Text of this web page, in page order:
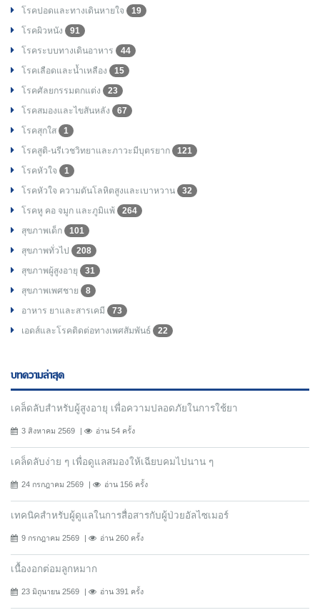
โรคปอดและทางเดินหายใจ
19
โรคผิวหนัง
91
โรคระบบทางเดินอาหาร
44
โรคเลือดและน้ำเหลือง
15
โรคศัลยกรรมตกแต่ง
23
โรคสมองและไขสันหลัง
67
โรคสุกใส
1
โรคสูติ-นรีเวชวิทยาและภาวะมีบุตรยาก
121
โรคหัวใจ
1
โรคหัวใจ ความดันโลหิตสูงและเบาหวาน
32
โรคหู คอ จมูก และภูมิแพ้
264
สุขภาพเด็ก
101
สุขภาพทั่วไป
208
สุขภาพผู้สูงอายุ
31
สุขภาพเพศชาย
8
อาหาร ยาและสารเคมี
73
เอดส์และโรคติดต่อทางเพศสัมพันธ์
22
บทความล่าสุด
เคล็ดลับสำหรับผู้สูงอายุ เพื่อความปลอดภัยในการใช้ยา
3 สิงหาคม 2569 อ่าน 54 ครั้ง
เคล็ดลับง่าย ๆ เพื่อดูแลสมองให้เฉียบคมไปนาน ๆ
24 กรกฎาคม 2569 อ่าน 156 ครั้ง
เทคนิคสำหรับผู้ดูแลในการสื่อสารกับผู้ป่วยอัลไซเมอร์
9 กรกฎาคม 2569 อ่าน 260 ครั้ง
เนื้องอกต่อมลูกหมาก
23 มิถุนายน 2569 อ่าน 391 ครั้ง